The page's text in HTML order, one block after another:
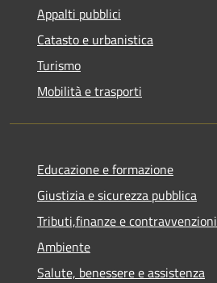
Appalti pubblici
Catasto e urbanistica
Turismo
Mobilità e trasporti
Educazione e formazione
Giustizia e sicurezza pubblica
Tributi,finanze e contravvenzioni
Ambiente
Salute, benessere e assistenza